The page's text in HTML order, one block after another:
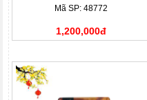
Mã SP: 48772
1,200,000đ